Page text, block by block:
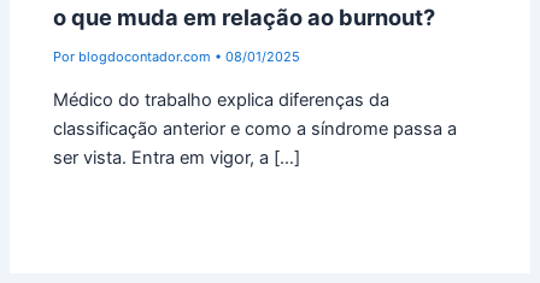
o que muda em relação ao burnout?
Por blogdocontador.com •08/01/2025
Médico do trabalho explica diferenças da
classificação anterior e como a síndrome passa a
ser vista. Entra em vigor, a […]